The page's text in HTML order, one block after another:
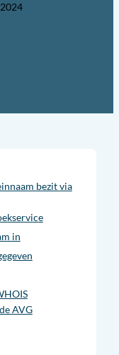
bezit via
in
AVG